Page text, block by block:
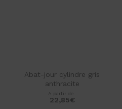
Abat-jour cylindre gris
anthracite
A partir de
22,85€